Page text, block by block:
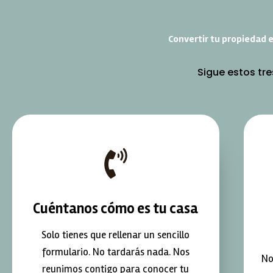
Convertir tu propiedad
Sigue estos
Cuéntanos cómo es tu casa
Solo tienes que rellenar un sencillo
formulario. No tardarás nada. Nos
reunimos contigo para conocer tu